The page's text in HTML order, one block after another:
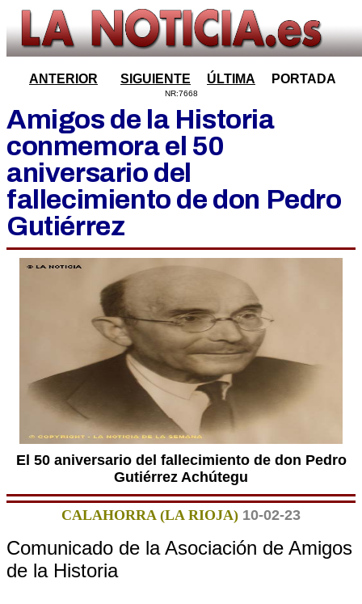
ANTERIOR SIGUIENTE ÚLTIMA PORTADA
NR:7668
Amigos de la Historia
conmemora el 50
aniversario del
fallecimiento de don Pedro
Gutiérrez
El 50 aniversario del fallecimiento de don Pedro
Gutiérrez Achútegu
CALAHORRA (LA RIOJA) 10-02-23
Comunicado de la Asociación de Amigos
de la Historia